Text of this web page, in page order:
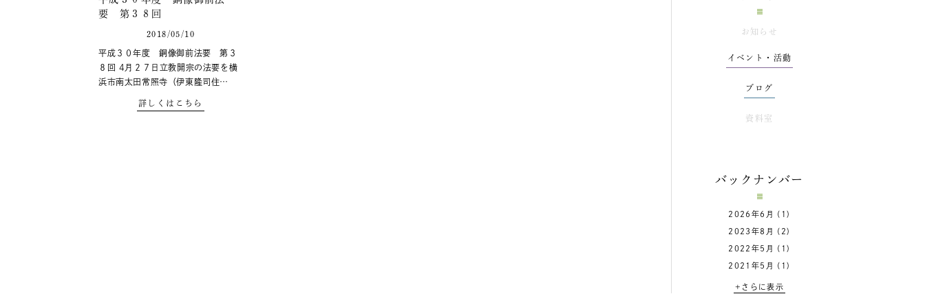
要 第３８回
2018/05/10
平成３０年度 銅像御前法要 第３
８回 4月２７日立教開宗の法要を横
浜市南太田常照寺（伊東隆司住…
詳しくはこちら
お知らせ
イベント・活動
ブログ
資料室
バックナンバー
2026年6月 (1)
2023年8月 (2)
2022年5月 (1)
2021年5月 (1)
+さらに表示